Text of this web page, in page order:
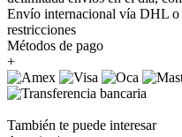
Envío internacional vía DHL
restricciones
Métodos de pago
+
También te puede interesar